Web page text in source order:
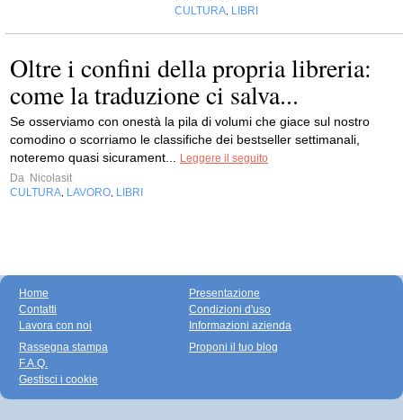
CULTURA, LIBRI
Oltre i confini della propria libreria:
come la traduzione ci salva...
Se osserviamo con onestà la pila di volumi che giace sul nostro
comodino o scorriamo le classifiche dei bestseller settimanali,
noteremo quasi sicurament... Leggere il seguito
Da Nicolasit
CULTURA, LAVORO, LIBRI
Home
Contatti
Lavora con noi
Presentazione
Condizioni d'uso
Informazioni azienda
Rassegna stampa
F.A.Q.
Gestisci i cookie
Proponi il tuo blog